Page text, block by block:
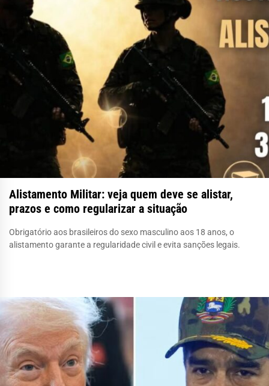
Alistamento Militar: veja quem deve se alistar,
prazos e como regularizar a situação
Obrigatório aos brasileiros do sexo masculino aos 18 anos, o
alistamento garante a regularidade civil e evita sanções legais.